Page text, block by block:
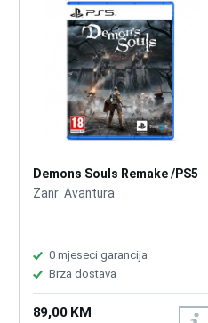
Demons Souls Remake /PS5
Zanr: Avantura
0 mjeseci garancija
Brza dostava
89,00 KM